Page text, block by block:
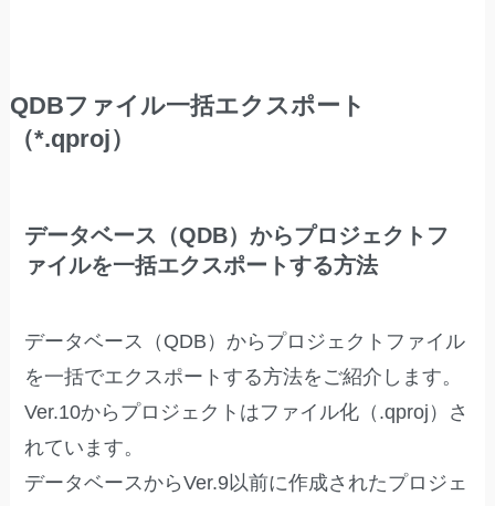
QDBファイル一括エクスポート
（*.qproj）
データベース（QDB）からプロジェクトフ
ァイルを一括エクスポートする方法
データベース（QDB）からプロジェクトファイル
を一括でエクスポートする方法をご紹介します。
Ver.10からプロジェクトはファイル化（.qproj）さ
れています。
データベースからVer.9以前に作成されたプロジェ